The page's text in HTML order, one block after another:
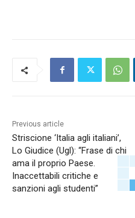
Previous article
Striscione ‘Italia agli italiani’,
Lo Giudice (Ugl): “Frase di chi
ama il proprio Paese.
Inaccettabili critiche e
sanzioni agli studenti”